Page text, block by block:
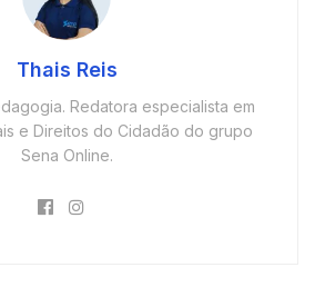
Thais Reis
Redatora especialista em
e Direitos do Cidadão do grupo
Sena Online.